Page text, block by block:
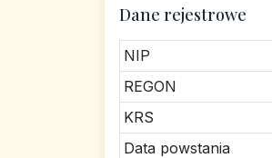
Dane rejestrowe
NIP
REGON
KRS
Data powstania